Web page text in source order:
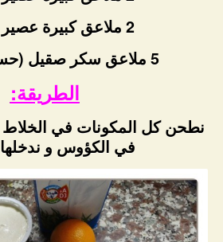
2 ملاعق كبيرة عصير حامض
5 ملاعق سكر صقيل (حسب الذوق)
الطريقة:
نطحن كل المكونات في الخلاط
في الكؤوس و ندخلها